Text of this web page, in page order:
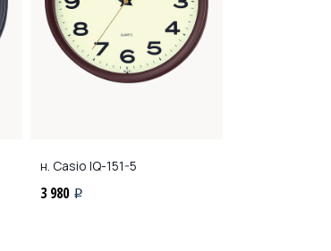
н. Casio IQ-151-5
3 980 i